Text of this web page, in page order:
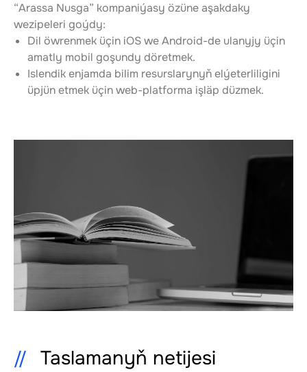
“Arassa Nusga” kompaniýasy özüne aşakdaky
wezipeleri goýdy:
Dil öwrenmek üçin iOS we Android-de ulanyjy üçin
amatly mobil goşundy döretmek.
Islendik enjamda bilim resurslarynyň elýeterliligini
üpjün etmek üçin web-platforma işläp düzmek.
Taslamanyň netijesi